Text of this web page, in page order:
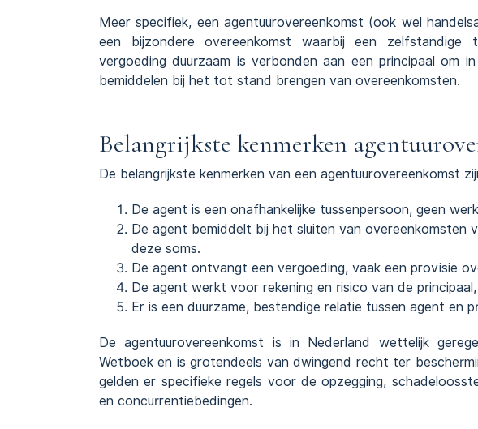
Meer specifiek, een agentuurovereenkomst (ook wel
een bijzondere overeenkomst waarbij een zelfstandige
vergoeding duurzaam is verbonden aan een principaal om
bemiddelen bij het tot stand brengen van overeenkomsten.
Belangrijkste kenmerken
De belangrijkste kenmerken van een agentuurovereenkomst
De agent is een onafhankelijke tussenpersoon, geen
De agent bemiddelt bij het sluiten van overeenkomsten
deze soms.
De agent ontvangt een vergoeding, vaak een provisie
De agent werkt voor rekening en risico van de
Er is een duurzame, bestendige relatie tussen agent en
De agentuurovereenkomst is in Nederland wettelijk
Wetboek en is grotendeels van dwingend recht ter
gelden er specifieke regels voor de opzegging,
en concurrentiebedingen.